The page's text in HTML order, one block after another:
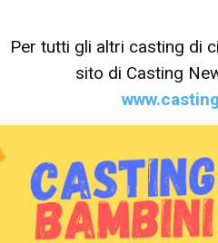
Per tutti gli altri casting di
sito di Casting